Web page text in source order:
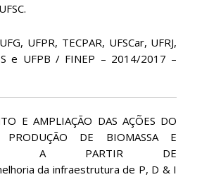
UFPR, TECPAR, UFSCar, UFRJ,
e UFPB / FINEP – 2014/2017 –
E AMPLIAÇÃO DAS AÇÕES DO
PRODUÇÃO DE BIOMASSA E
A PARTIR DE
da infraestrutura de P, D & I